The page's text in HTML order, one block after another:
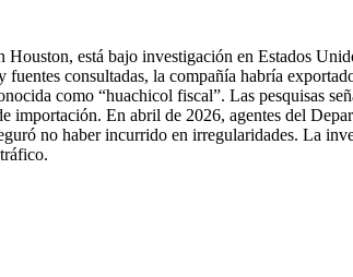
está bajo investigación en Estados
consultadas, la compañía habría
como “huachicol fiscal”. Las pesquisas
importación. En abril de 2026, agentes del
no haber incurrido en irregularidades. La